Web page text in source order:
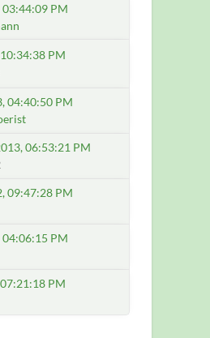
03:44:09 PM
PM
04:40:50 PM
06:53:21 PM
09:47:28 PM
04:06:15 PM
PM